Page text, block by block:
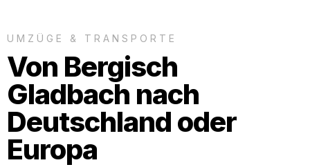
UMZÜGE & TRANSPORTE
Von Bergisch
Gladbach nach
Deutschland oder
Europa